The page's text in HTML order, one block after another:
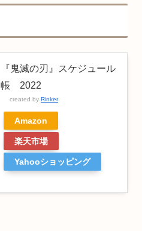
『鬼滅の刃』スケジュール
帳 2022
created by Rinker
Amazon
楽天市場
Yahooショッピング